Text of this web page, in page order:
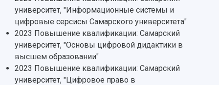
Структура университета
Институты и факультеты
Кафедры
Научные подразделения
Отделы и службы
Общественные организации
Институт искусственного интеллекта
Просветительский проект "Одержимы
Стипендии
Тестирование иностранных граждан на
знание русского языка, истории России и
основ законодательства РФ
Платные образовательные услуги
Структурная схема управления научно-
исследовательской деятельностью
Материальная база
Подразделения научного обслуживания
Организационные документы
Результаты научно-исследовательской
университет, "Информационные системы и
цифровые серсисы Самарского университета"
2023 Повышение квалификации: Самарский
университет, "Основы цифровой дидактики в
высшем образовании"
2023 Повышение квалификации: Самарский
университет, "Цифровое право в